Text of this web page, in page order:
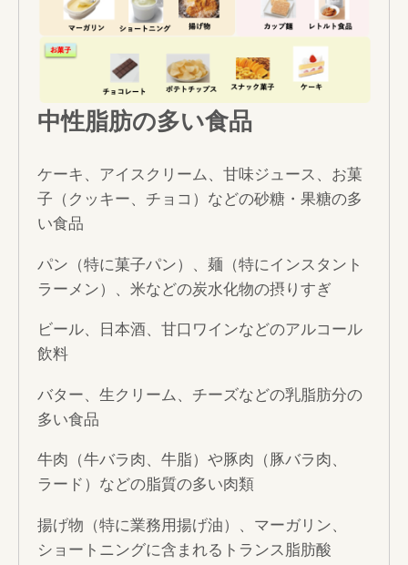
中性脂肪の多い食品
ケーキ、アイスクリーム、甘味ジュース、お菓
子（クッキー、チョコ）などの砂糖・果糖の多
い食品
パン（特に菓子パン）、麺（特にインスタント
ラーメン）、米などの炭水化物の摂りすぎ
ビール、日本酒、甘口ワインなどのアルコール
飲料
バター、生クリーム、チーズなどの乳脂肪分の
多い食品
牛肉（牛バラ肉、牛脂）や豚肉（豚バラ肉、
ラード）などの脂質の多い肉類
揚げ物（特に業務用揚げ油）、マーガリン、
ショートニングに含まれるトランス脂肪酸